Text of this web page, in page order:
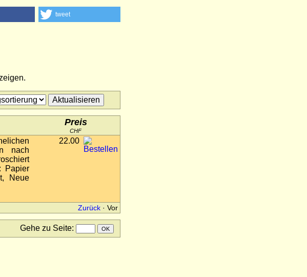
tweet
Preis
CHF
nach
Papier
Neue
22.00
Zurück · Vor
Gehe zu Seite: